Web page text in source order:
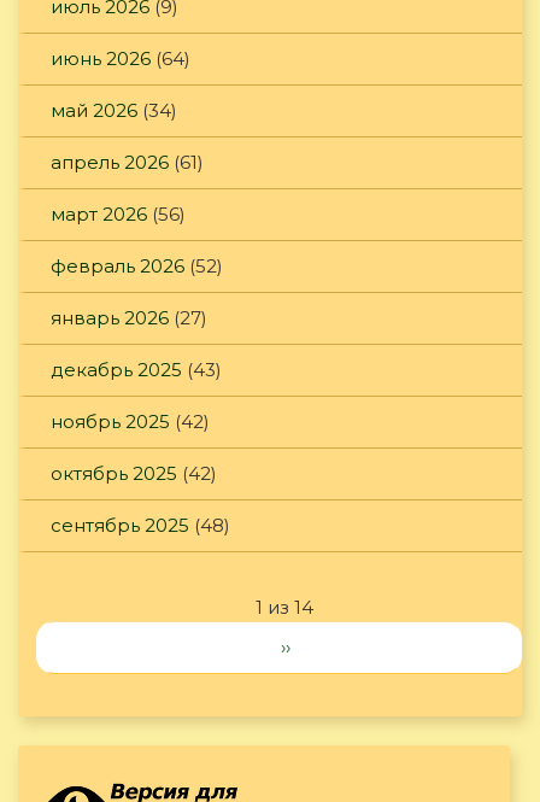
июль 2026 (9)
июнь 2026 (64)
май 2026 (34)
апрель 2026 (61)
март 2026 (56)
февраль 2026 (52)
январь 2026 (27)
декабрь 2025 (43)
ноябрь 2025 (42)
октябрь 2025 (42)
сентябрь 2025 (48)
1 из 14
››